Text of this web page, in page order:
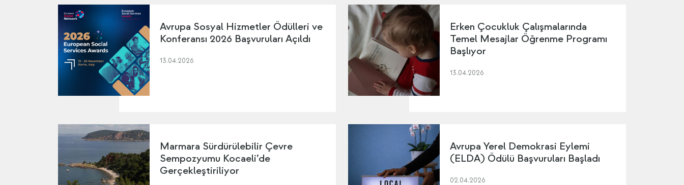
Avrupa Sosyal Hizmetler Ödülleri ve
Konferansı 2026 Başvuruları Açıldı
13.04.2026
Erken Çocukluk Çalışmalarında
Temel Mesajlar Öğrenme Programı
Başlıyor
13.04.2026
Marmara Sürdürülebilir Çevre
Sempozyumu Kocaeli’de
Gerçekleştiriliyor
Avrupa Yerel Demokrasi Eylemi
(ELDA) Ödülü Başvuruları Başladı
02.04.2026